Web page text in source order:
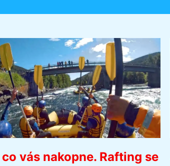
vás nakopne. Rafting se